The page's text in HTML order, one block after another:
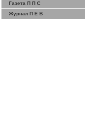
Газета П П С
Журнал П Е В